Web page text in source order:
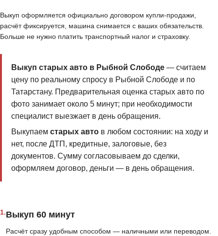
Выкуп оформляется официально договором купли-продажи,
расчёт фиксируется, машина снимается с ваших обязательств.
Больше не нужно платить транспортный налог и страховку.
Выкуп старых авто в Рыбной Слободе— считаем
цену по реальному спросу в Рыбной Слободе и по
Татарстану. Предварительная оценка старых авто по
фото занимает около 5 минут; при необходимости
специалист выезжает в день обращения.
Выкупаем старых автов любом состоянии: на ходу и
нет, после ДТП, кредитные, залоговые, без
документов. Сумму согласовываем до сделки,
оформляем договор, деньги — в день обращения.
1.Выкуп 60 минут
Расчёт сразу удобным способом — наличными или переводом.